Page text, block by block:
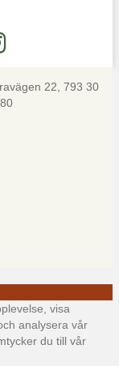
22, 793 30
visa
analysera vår
du till vår